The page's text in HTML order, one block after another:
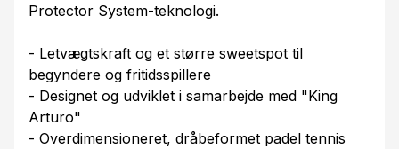
Protector System-teknologi.
- Letvægtskraft og et større sweetspot til
begyndere og fritidsspillere
- Designet og udviklet i samarbejde med "King
Arturo"
- Overdimensioneret, dråbeformet padel tennis